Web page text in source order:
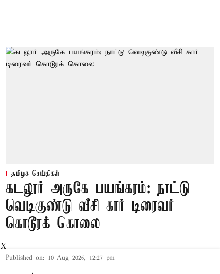
தமிழக செய்திகள்
கடலூர் அருகே பயங்கரம்: நாட்டு
வெடிகுண்டு வீசி கார் டிரைவர்
கொடூரக் கொலை
Published on: 10 Aug 2026, 12:27 pm
X